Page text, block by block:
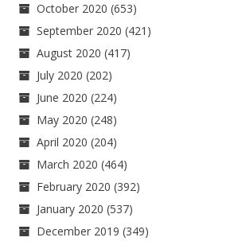
October 2020 (653)
September 2020 (421)
August 2020 (417)
July 2020 (202)
June 2020 (224)
May 2020 (248)
April 2020 (204)
March 2020 (464)
February 2020 (392)
January 2020 (537)
December 2019 (349)